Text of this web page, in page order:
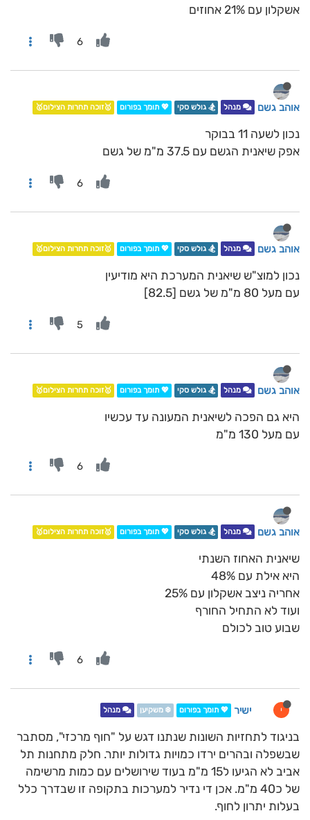
אשקלון עם 21% אחוזים
6
אוהב גשם מנהל 🏂 גולש סקי 💖 תומך בפורום 🥇זוכה תחרות הצילום🥇
נכון לשעה 11 בבוקר
אפק שיאנית הגשם עם 37.5 מ"מ של גשם
6
אוהב גשם מנהל 🏂 גולש סקי 💖 תומך בפורום 🥇זוכה תחרות הצילום🥇
נכון למוצ"ש שיאנית המערכת היא מודיעין
עם מעל 80 מ"מ של גשם [82.5]
5
אוהב גשם מנהל 🏂 גולש סקי 💖 תומך בפורום 🥇זוכה תחרות הצילום🥇
היא גם הפכה לשיאנית המעונה עד עכשיו
עם מעל 130 מ"מ
6
אוהב גשם מנהל 🏂 גולש סקי 💖 תומך בפורום 🥇זוכה תחרות הצילום🥇
שיאנית האחוז השנתי
היא אילת עם 48%
אחריה ניצב אשקלון עם 25%
ועוד לא התחיל החורף
שבוע טוב לכולם
6
י ישיר 💖 תומך בפורום ❄️ משקיען מנהל
בניגוד לתחזיות השונות שנתנו דגש על "חוף מרכזי", מסתבר
שבשפלה ובהרים ירדו כמויות גדולות יותר. חלק מתחנות תל
אביב לא הגיעו ל15 מ"מ בעוד שירושלים עם כמות מרשימה
של כ40 מ"מ. אכן די נדיר למערכות בתקופה זו שבדרך כלל
בעלות יתרון לחוף.